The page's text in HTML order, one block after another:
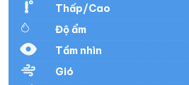
Thấp/Cao
Độ ẩm
Tầm nhìn
Gió